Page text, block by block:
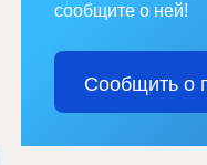
сообщите о ней!
Сообщить о